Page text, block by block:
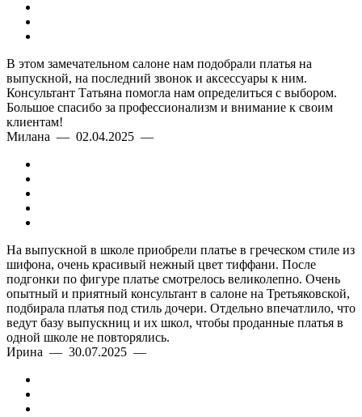
В этом замечательном салоне нам подобрали платья на
выпускной, на последний звонок и аксессуары к ним.
Консультант Татьяна помогла нам определиться с выбором.
Большое спасибо за профессионализм и внимание к своим
клиентам!
Милана — 02.04.2025 —
На выпускной в школе приобрели платье в греческом стиле из
шифона, очень красивый нежный цвет тиффани. После
подгонки по фигуре платье смотрелось великолепно. Очень
опытный и приятный консультант в салоне на Третьяковской,
подбирала платья под стиль дочери. Отдельно впечатлило, что
ведут базу выпускниц и их школ, чтобы проданные платья в
одной школе не повторялись.
Ирина — 30.07.2025 —